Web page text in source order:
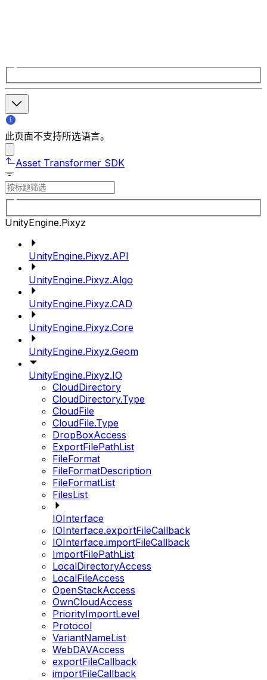
此页面不支持所选语言。
Asset Transformer SDK
UnityEngine.Pixyz
UnityEngine.Pixyz.API
UnityEngine.Pixyz.Algo
UnityEngine.Pixyz.CAD
UnityEngine.Pixyz.Core
UnityEngine.Pixyz.Geom
UnityEngine.Pixyz.IO
CloudDirectory
CloudDirectory.Type
CloudFile
CloudFile.Type
DropBoxAccess
ExportFilePathList
FileFormat
FileFormatDescription
FileFormatList
FilesList
IOInterface
IOInterface.exportFileCallback
IOInterface.importFileCallback
ImportFilePathList
LocalDirectoryAccess
LocalFileAccess
OpenStackAccess
OwnCloudAccess
PriorityImportLevel
Protocol
VariantNameList
WebDAVAccess
exportFileCallback
importFileCallback